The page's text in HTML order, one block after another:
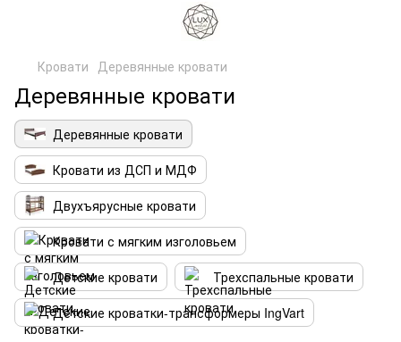
Кровати Деревянные кровати
Деревянные кровати
Деревянные кровати
Кровати из ДСП и МДФ
Двухъярусные кровати
Кровати с мягким изголовьем
Детские кровати
Трехспальные кровати
Детские кроватки-трансформеры IngVart